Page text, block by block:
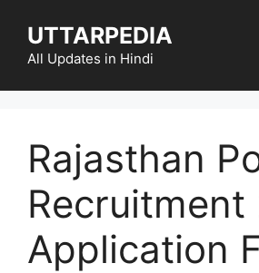
content
UTTARPEDIA
All Updates in Hindi
Rajasthan
Recruitment
Application